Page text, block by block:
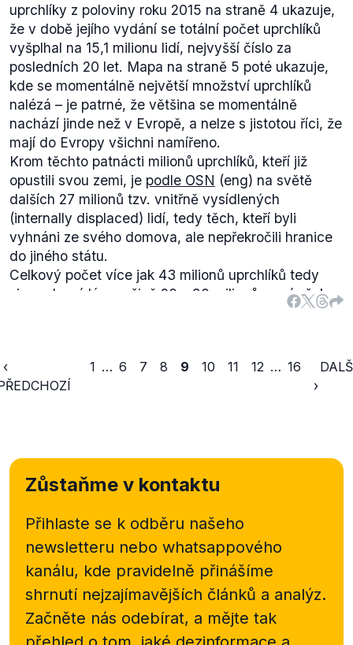
uprchlíky z poloviny roku 2015 na straně 4 ukazuje,
že v době jejího vydání se totální počet uprchlíků
vyšplhal na 15,1 milionu lidí, nejvyšší číslo za
posledních 20 let. Mapa na straně 5 poté ukazuje,
kde se momentálně největší množství uprchlíků
nalézá – je patrné, že většina se momentálně
nachází jinde než v Evropě, a nelze s jistotou říci, že
mají do Evropy všichni namířeno.
Krom těchto patnácti milionů uprchlíků, kteří již
opustili svou zemi, je podle OSN (eng) na světě
dalších 27 milionů tzv. vnitřně vysídlených
(internally displaced) lidí, tedy těch, kteří byli
vyhnáni ze svého domova, ale nepřekročili hranice
do jiného státu.
Celkový počet více jak 43 milionů uprchlíků tedy
sice odpovídá množině 20 – 80 milionů, není však
pravdou, že by cílem všech byla Evropa, nebo že by
předpověď UNHCR pro rok 2015 pak nehovoří o
čísle 80 milionů - maximální odhadované množství
‹
1 … 6 7 8 9 10 11 12 … 16
›
Zůstaňme v kontaktu
Přihlaste se k odběru našeho
newsletteru nebo whatsappového
kanálu, kde pravidelně přinášíme
shrnutí nejzajímavějších článků a analýz.
Začněte nás odebírat, a mějte tak